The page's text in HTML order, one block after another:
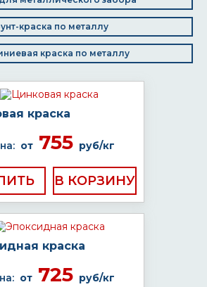
краска по металлу
краска по металлу
краска
от755 руб/кг
краска
от 725 руб/кг